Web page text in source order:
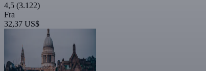
4,5 (3.122)
Fra
32,37 US$